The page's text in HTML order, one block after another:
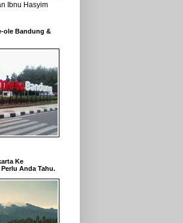
Ibnu Hasyim
ole Bandung &
Ke
Anda Tahu.